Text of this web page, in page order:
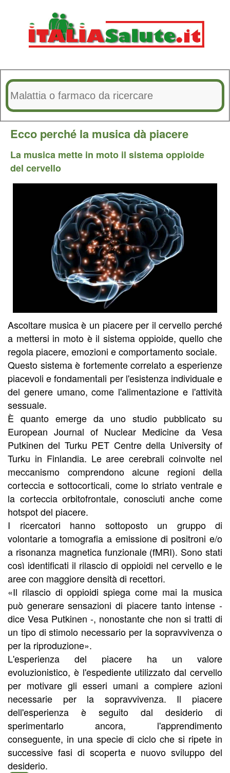
Ecco perché la musica dà piacere
La musica mette in moto il sistema oppioide
del cervello
Ascoltare musica è un piacere per il cervello perché
a mettersi in moto è il sistema oppioide, quello che
regola piacere, emozioni e comportamento sociale.
Questo sistema è fortemente correlato a esperienze
piacevoli e fondamentali per l'esistenza individuale e
del genere umano, come l'alimentazione e l'attività
sessuale.
È quanto emerge da uno studio pubblicato su
European Journal of Nuclear Medicine da Vesa
Putkinen del Turku PET Centre della University of
Turku in Finlandia. Le aree cerebrali coinvolte nel
meccanismo comprendono alcune regioni della
corteccia e sottocorticali, come lo striato ventrale e
la corteccia orbitofrontale, conosciuti anche come
hotspot del piacere.
I ricercatori hanno sottoposto un gruppo di
volontarie a tomografia a emissione di positroni e/o
a risonanza magnetica funzionale (fMRI). Sono stati
così identificati il rilascio di oppioidi nel cervello e le
aree con maggiore densità di recettori.
«Il rilascio di oppioidi spiega come mai la musica
può generare sensazioni di piacere tanto intense -
dice Vesa Putkinen -, nonostante che non si tratti di
un tipo di stimolo necessario per la sopravvivenza o
per la riproduzione».
L'esperienza del piacere ha un valore
evoluzionistico, è l'espediente utilizzato dal cervello
per motivare gli esseri umani a compiere azioni
necessarie per la sopravvivenza. Il piacere
dell'esperienza è seguito dal desiderio di
sperimentarlo ancora, l'apprendimento
conseguente, in una specie di ciclo che si ripete in
successive fasi di scoperta e nuovo sviluppo del
desiderio.